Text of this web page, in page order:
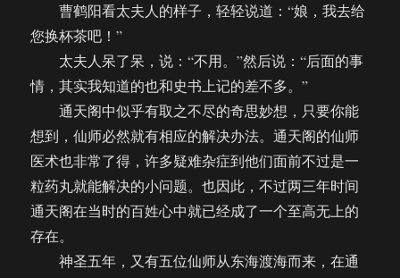
曹鹤阳看太夫人的样子，轻轻说道：“娘，我去给
您换杯茶吧！”
太夫人呆了呆，说：“不用。”然后说：“后面的事
情，其实我知道的也和史书上记的差不多。”
通天阁中似乎有取之不尽的奇思妙想，只要你能
想到，仙师必然就有相应的解决办法。通天阁的仙师
医术也非常了得，许多疑难杂症到他们面前不过是一
粒药丸就能解决的小问题。也因此，不过两三年时间
通天阁在当时的百姓心中就已经成了一个至高无上的
存在。
神圣五年，又有五位仙师从东海渡海而来，在通